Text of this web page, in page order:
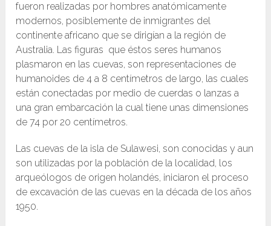
fueron realizadas por hombres anatómicamente
modernos, posiblemente de inmigrantes del
continente africano que se dirigían a la región de
Australia. Las figuras que éstos seres humanos
plasmaron en las cuevas, son representaciones de
humanoides de 4 a 8 centímetros de largo, las cuales
están conectadas por medio de cuerdas o lanzas a
una gran embarcación la cual tiene unas dimensiones
de 74 por 20 centímetros.
Las cuevas de la isla de Sulawesi, son conocidas y aun
son utilizadas por la población de la localidad, los
arqueólogos de origen holandés, iniciaron el proceso
de excavación de las cuevas en la década de los años
1950.